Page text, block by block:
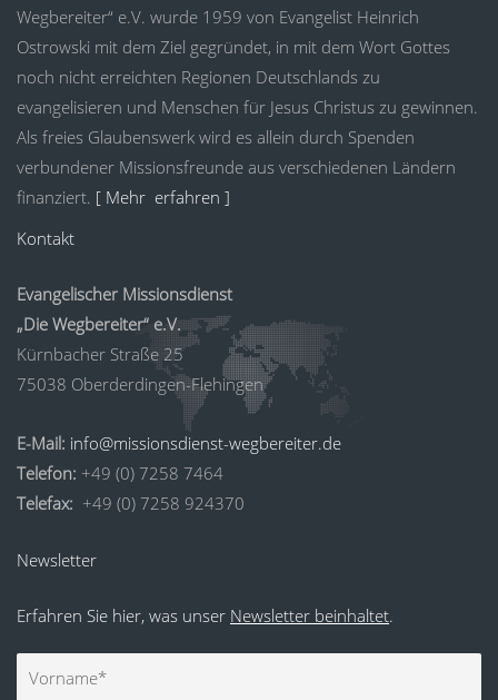
Wegbereiter“ e.V. wurde 1959 von Evangelist Heinrich
Ostrowski mit dem Ziel gegründet, in mit dem Wort Gottes
noch nicht erreichten Regionen Deutschlands zu
evangelisieren und Menschen für Jesus Christus zu gewinnen.
Als freies Glaubenswerk wird es allein durch Spenden
verbundener Missionsfreunde aus verschiedenen Ländern
finanziert. [ Mehr erfahren ]
Kontakt
Evangelischer Missionsdienst
„Die Wegbereiter“ e.V.
Kürnbacher Straße 25
75038 Oberderdingen-Flehingen
E-Mail: info@missionsdienst-wegbereiter.de
Telefon: +49 (0) 7258 7464
Telefax: +49 (0) 7258 924370
Newsletter
Erfahren Sie hier, was unser Newsletter beinhaltet.
Vorname